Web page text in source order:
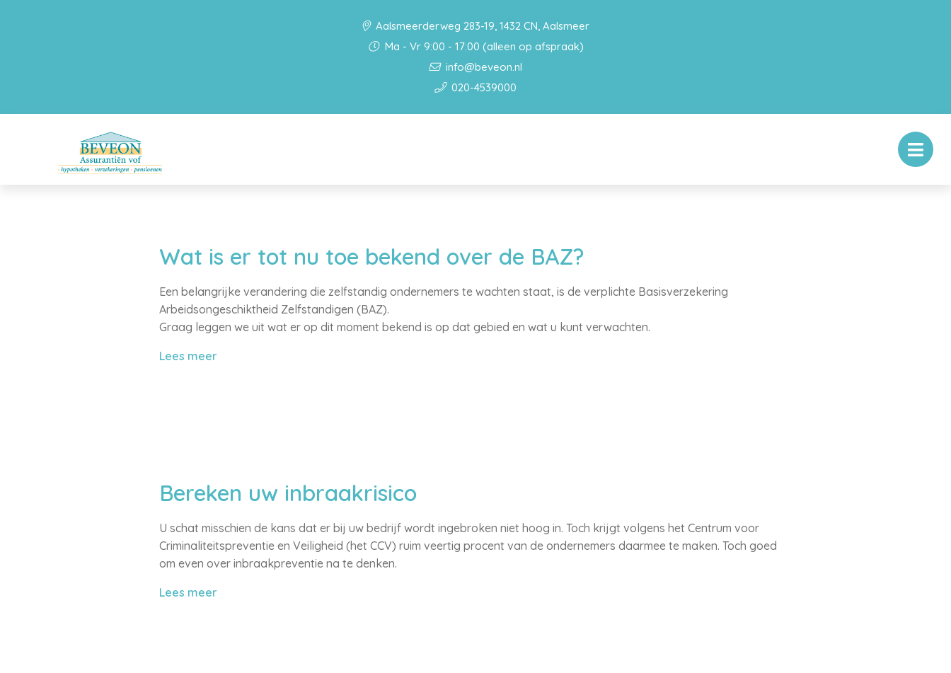
Aalsmeerderweg 283-19, 1432 CN, Aalsmeer
Ma - Vr 9:00 - 17:00 (alleen op afspraak)
info@beveon.nl
020-4539000
Wat is er tot nu toe bekend over de BAZ?
Een belangrijke verandering die zelfstandig ondernemers te wachten staat, is de verplichte Basisverzekering
Arbeidsongeschiktheid Zelfstandigen (BAZ).
Graag leggen we uit wat er op dit moment bekend is op dat gebied en wat u kunt verwachten.
Lees meer
Bereken uw inbraakrisico
U schat misschien de kans dat er bij uw bedrijf wordt ingebroken niet hoog in. Toch krijgt volgens het Centrum voor
Criminaliteitspreventie en Veiligheid (het CCV) ruim veertig procent van de ondernemers daarmee te maken. Toch goed
om even over inbraakpreventie na te denken.
Lees meer